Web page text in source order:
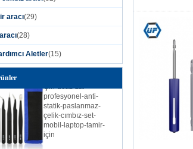
aracı(29)
(28)
Aletler(15)
ev telefonu PC
lityum pil şarj
seti
statik-paslanmaz-
çelik-cımbız-set-
mobil-laptop-tamir-
için